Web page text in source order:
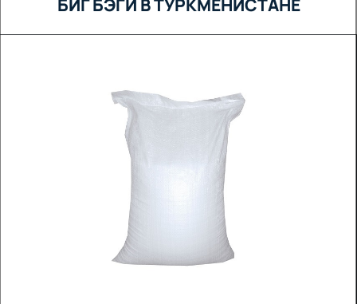
БИГ БЭГИ В ТУРКМЕНИСТАНЕ